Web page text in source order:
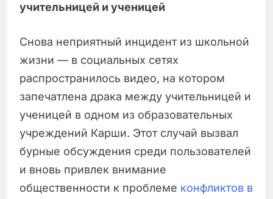
учительницей и ученицей
Снова неприятный инцидент из школьной
жизни — в социальных сетях
распространилось видео, на котором
запечатлена драка между учительницей и
ученицей в одном из образовательных
учреждений Карши. Этот случай вызвал
бурные обсуждения среди пользователей
и вновь привлек внимание
общественности к проблеме конфликтов в